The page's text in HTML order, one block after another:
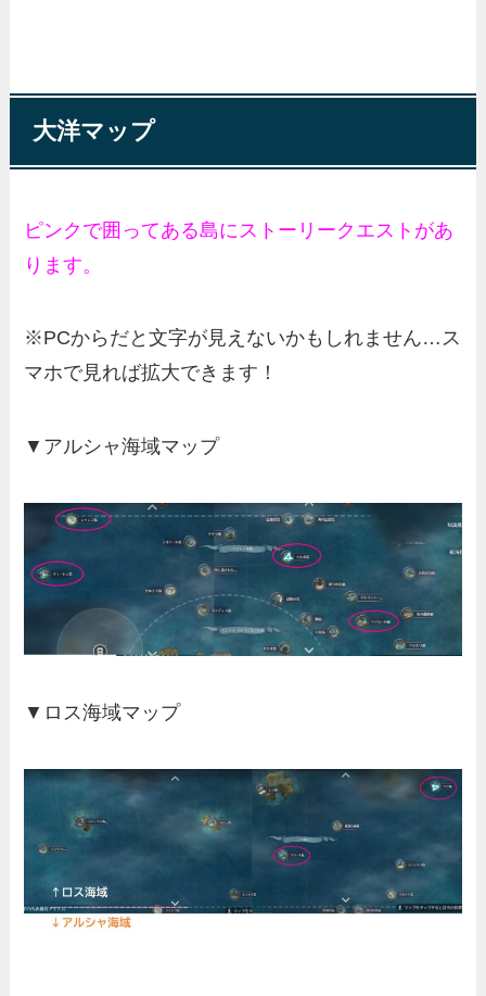
大洋マップ
ピンクで囲ってある島にストーリークエストがあ
ります。
※PCからだと文字が見えないかもしれません…ス
マホで見れば拡大できます！
▼アルシャ海域マップ
▼ロス海域マップ